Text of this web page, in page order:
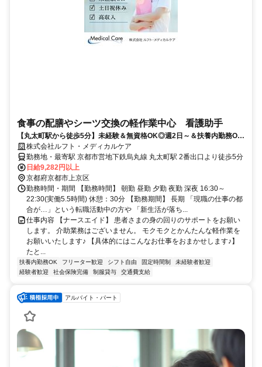
食事の配膳やシーツ交換の軽作業中心 看護助手
【丸太町駅から徒歩5分】未経験＆無資格OK◎週2日～＆扶養内勤務OK
で主婦(主夫)さん活躍♪
株式会社ルフト・メディカルケア
勤務地・最寄駅 京都市営地下鉄烏丸線 丸太町駅 2番出口より徒歩5分
日給9,282円以上
京都府京都市上京区
勤務時間・期間 【勤務時間】 朝勤 昼勤 夕勤 夜勤 深夜 16:30～
22:30(実働5.5時間) 休憩：30分 【勤務期間】 長期 「現職の仕事の都
合が…」という転職活動中の方や 「新生活が落ち...
仕事内容 【ナースエイド】 患者さまの身の回りのサポートをお願い
します。 介助業務はございません。 モクモクとかんたんな軽作業を
お願いいたします♪ 【具体的にはこんなお仕事をおまかせします♪】
たと...
扶養内勤務OK フリーター歓迎 シフト自由 固定時間制
未経験者歓迎
経験者歓迎
社会保険完備 制服貸与 交通費支給
アルバイト・パート